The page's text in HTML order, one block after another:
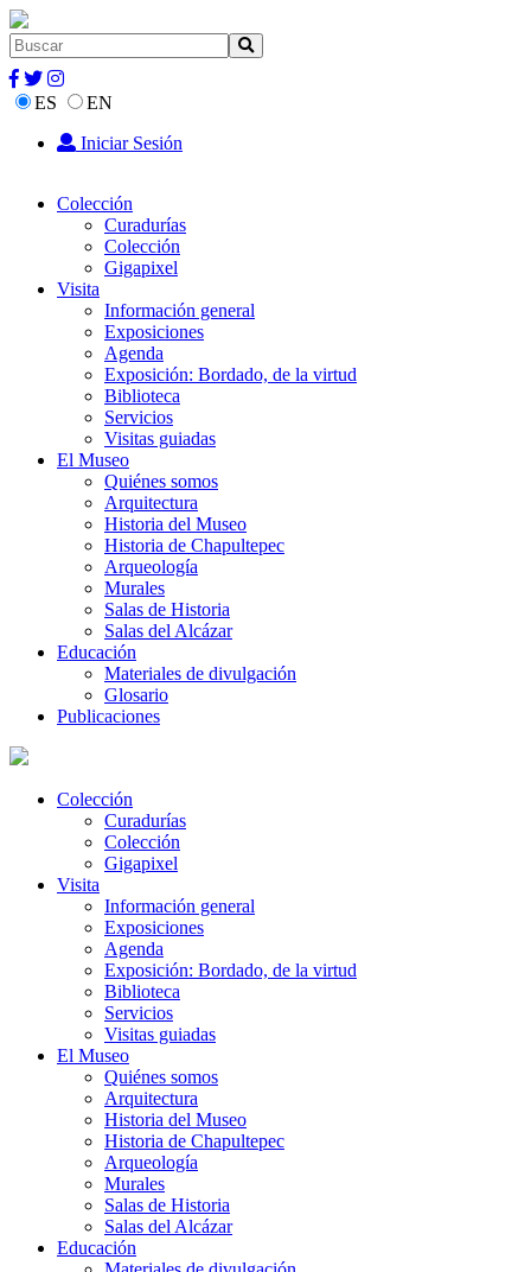
ES
EN
Iniciar Sesión
Colección
Curadurías
Colección
Gigapixel
Visita
Información general
Exposiciones
Agenda
Exposición: Bordado, de la virtud
Biblioteca
Servicios
Visitas guiadas
El Museo
Quiénes somos
Arquitectura
Historia del Museo
Historia de Chapultepec
Arqueología
Murales
Salas de Historia
Salas del Alcázar
Educación
Materiales de divulgación
Glosario
Publicaciones
Colección
Curadurías
Colección
Gigapixel
Visita
Información general
Exposiciones
Agenda
Exposición: Bordado, de la virtud
Biblioteca
Servicios
Visitas guiadas
El Museo
Quiénes somos
Arquitectura
Historia del Museo
Historia de Chapultepec
Arqueología
Murales
Salas de Historia
Salas del Alcázar
Educación